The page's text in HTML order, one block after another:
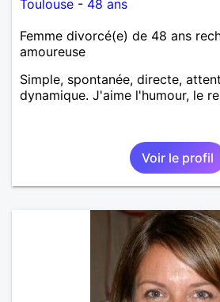
Toulouse - 48 ans
Femme divorcé(e) de 48 ans
amoureuse
Simple, spontanée, directe,
dynamique. J'aime l'humour, le
Voir le profil